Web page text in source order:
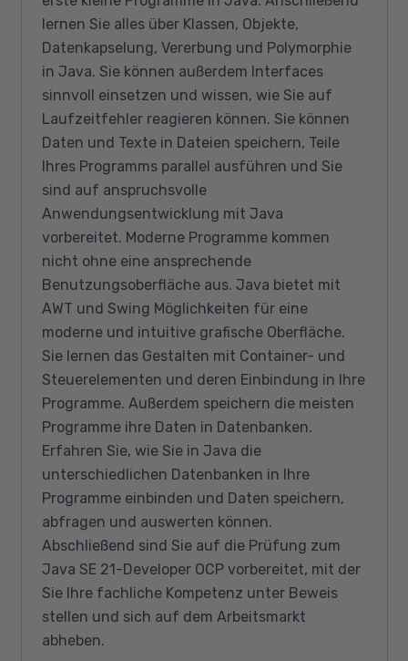
lernen Sie alles über Klassen, Objekte,
Datenkapselung, Vererbung und Polymorphie
in Java. Sie können außerdem Interfaces
sinnvoll einsetzen und wissen, wie Sie auf
Laufzeitfehler reagieren können. Sie können
Daten und Texte in Dateien speichern, Teile
Ihres Programms parallel ausführen und Sie
sind auf anspruchsvolle
Anwendungsentwicklung mit Java
vorbereitet. Moderne Programme kommen
nicht ohne eine ansprechende
Benutzungsoberfläche aus. Java bietet mit
AWT und Swing Möglichkeiten für eine
moderne und intuitive grafische Oberfläche.
Sie lernen das Gestalten mit Container- und
Steuerelementen und deren Einbindung in Ihre
Programme. Außerdem speichern die meisten
Programme ihre Daten in Datenbanken.
Erfahren Sie, wie Sie in Java die
unterschiedlichen Datenbanken in Ihre
Programme einbinden und Daten speichern,
abfragen und auswerten können.
Abschließend sind Sie auf die Prüfung zum
Java SE 21-Developer OCP vorbereitet, mit der
Sie Ihre fachliche Kompetenz unter Beweis
stellen und sich auf dem Arbeitsmarkt
abheben.